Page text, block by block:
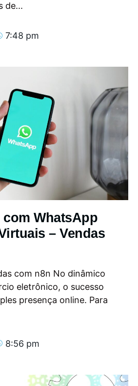
de...
7:48 pm
WhatsApp
– Vendas
com n8n No dinâmico
eletrônico, o sucesso
presença online. Para
8:56 pm